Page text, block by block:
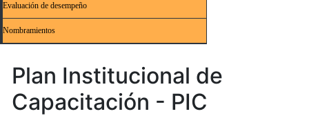
Evaluación de desempeño
Nombramientos
Plan Institucional de
Capacitación - PIC